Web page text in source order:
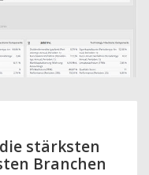
stärksten
Branchen